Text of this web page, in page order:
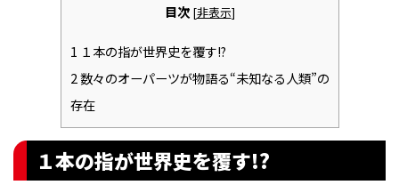
目次 [非表示]
1 １本の指が世界史を覆す!?
2数々のオーパーツが物語る“未知なる人類”の
存在
１本の指が世界史を覆す!?